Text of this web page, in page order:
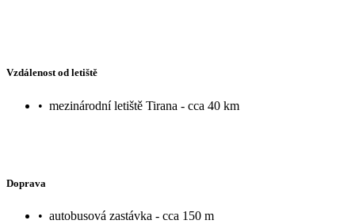
Vzdálenost od letiště
• mezinárodní letiště Tirana - cca 40 km
Doprava
• autobusová zastávka - cca 150 m